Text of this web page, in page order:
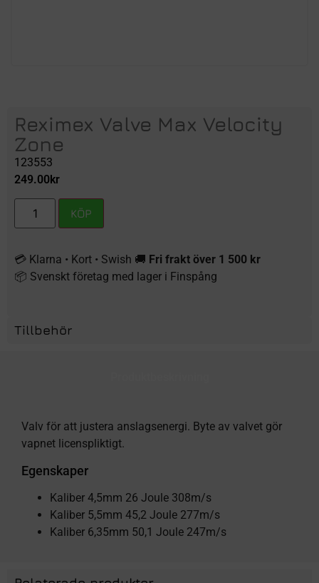
Reximex Valve Max Velocity
Zone
123553
249.00kr
KÖP
💳 Klarna • Kort • Swish 🚚 Fri frakt över 1 500 kr
📦 Svenskt företag med lager i Finspång
Tillbehör
Valv för att justera anslagsenergi. Byte av valvet gör
vapnet licenspliktigt.
Egenskaper
Kaliber 4,5mm 26 Joule 308m/s
Kaliber 5,5mm 45,2 Joule 277m/s
Kaliber 6,35mm 50,1 Joule 247m/s